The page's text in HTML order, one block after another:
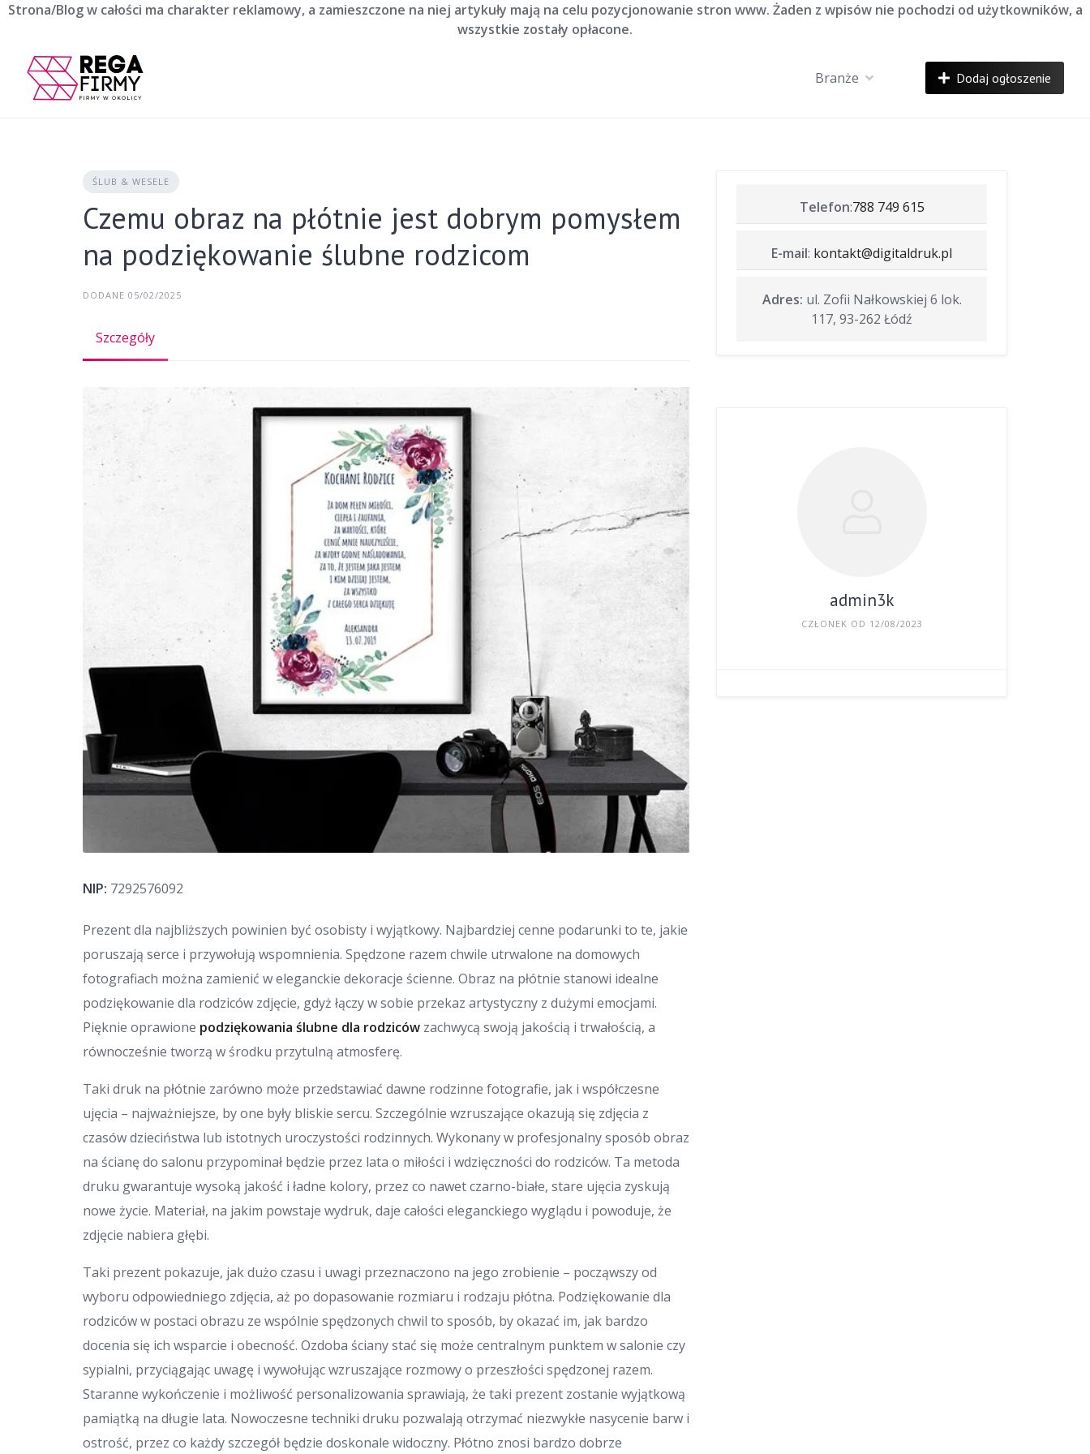
Strona/Blog w całości ma charakter reklamowy, a zamieszczone na niej artykuły mają na celu pozycjonowanie stron www. Żaden z wpisów nie pochodzi od użytkowników, a
wszystkie zostały opłacone.
Skip
Branże
Dodaj ogłoszenie
ŚLUB & WESELE
Czemu obraz na płótnie jest dobrym pomysłem
na podziękowanie ślubne rodzicom
DODANE 05/02/2025
Szczegóły
NIP: 7292576092
Prezent dla najbliższych powinien być osobisty i wyjątkowy. Najbardziej cenne podarunki to te, jakie
poruszają serce i przywołują wspomnienia. Spędzone razem chwile utrwalone na domowych
fotografiach można zamienić w eleganckie dekoracje ścienne. Obraz na płótnie stanowi idealne
podziękowanie dla rodziców zdjęcie, gdyż łączy w sobie przekaz artystyczny z dużymi emocjami.
Pięknie oprawione podziękowania ślubne dla rodziców zachwycą swoją jakością i trwałością, a
równocześnie tworzą w środku przytulną atmosferę.
Taki druk na płótnie zarówno może przedstawiać dawne rodzinne fotografie, jak i współczesne
ujęcia – najważniejsze, by one były bliskie sercu. Szczególnie wzruszające okazują się zdjęcia z
czasów dzieciństwa lub istotnych uroczystości rodzinnych. Wykonany w profesjonalny sposób obraz
na ścianę do salonu przypominał będzie przez lata o miłości i wdzięczności do rodziców. Ta metoda
druku gwarantuje wysoką jakość i ładne kolory, przez co nawet czarno-białe, stare ujęcia zyskują
nowe życie. Materiał, na jakim powstaje wydruk, daje całości eleganckiego wyglądu i powoduje, że
zdjęcie nabiera głębi.
Taki prezent pokazuje, jak dużo czasu i uwagi przeznaczono na jego zrobienie – począwszy od
wyboru odpowiedniego zdjęcia, aż po dopasowanie rozmiaru i rodzaju płótna. Podziękowanie dla
rodziców w postaci obrazu ze wspólnie spędzonych chwil to sposób, by okazać im, jak bardzo
docenia się ich wsparcie i obecność. Ozdoba ściany stać się może centralnym punktem w salonie czy
sypialni, przyciągając uwagę i wywołując wzruszające rozmowy o przeszłości spędzonej razem.
Staranne wykończenie i możliwość personalizowania sprawiają, że taki prezent zostanie wyjątkową
pamiątką na długie lata. Nowoczesne techniki druku pozwalają otrzymać niezwykłe nasycenie barw i
ostrość, przez co każdy szczegół będzie doskonale widoczny. Płótno znosi bardzo dobrze
Telefon:788 749 615
E-mail: kontakt@digitaldruk.pl
Adres: ul. Zofii Nałkowskiej 6 lok.
117, 93-262 Łódź
admin3k
CZŁONEK OD 12/08/2023